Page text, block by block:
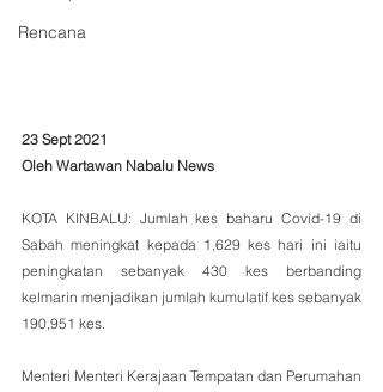
Rencana
23 Sept 2021
Oleh Wartawan Nabalu News
KOTA KINBALU: Jumlah kes baharu Covid-19 di
Sabah meningkat kepada 1,629 kes hari ini iaitu
peningkatan sebanyak 430 kes berbanding
kelmarin menjadikan jumlah kumulatif kes sebanyak
190,951 kes.
Menteri Menteri Kerajaan Tempatan dan Perumahan